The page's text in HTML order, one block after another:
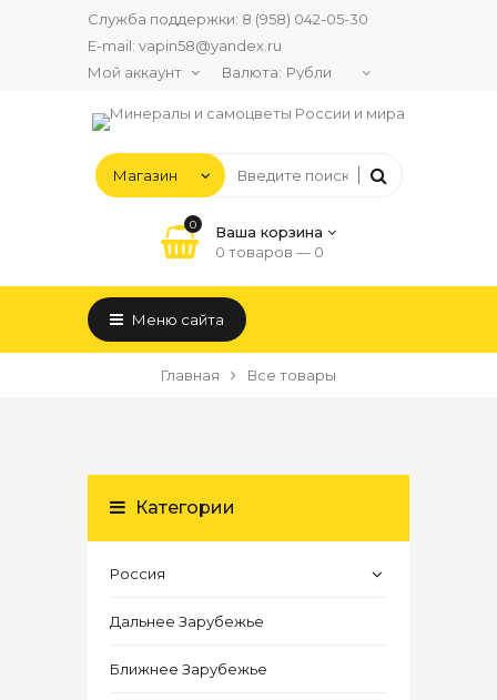
Служба поддержки: 8 (958) 042-05-30
E-mail: vapin58@yandex.ru
Мой аккаунт
Валюта:
0
Ваша корзина
0 товаров — 0
Меню сайта
Главная Все товары
Категории
Россия
Дальнее Зарубежье
Ближнее Зарубежье